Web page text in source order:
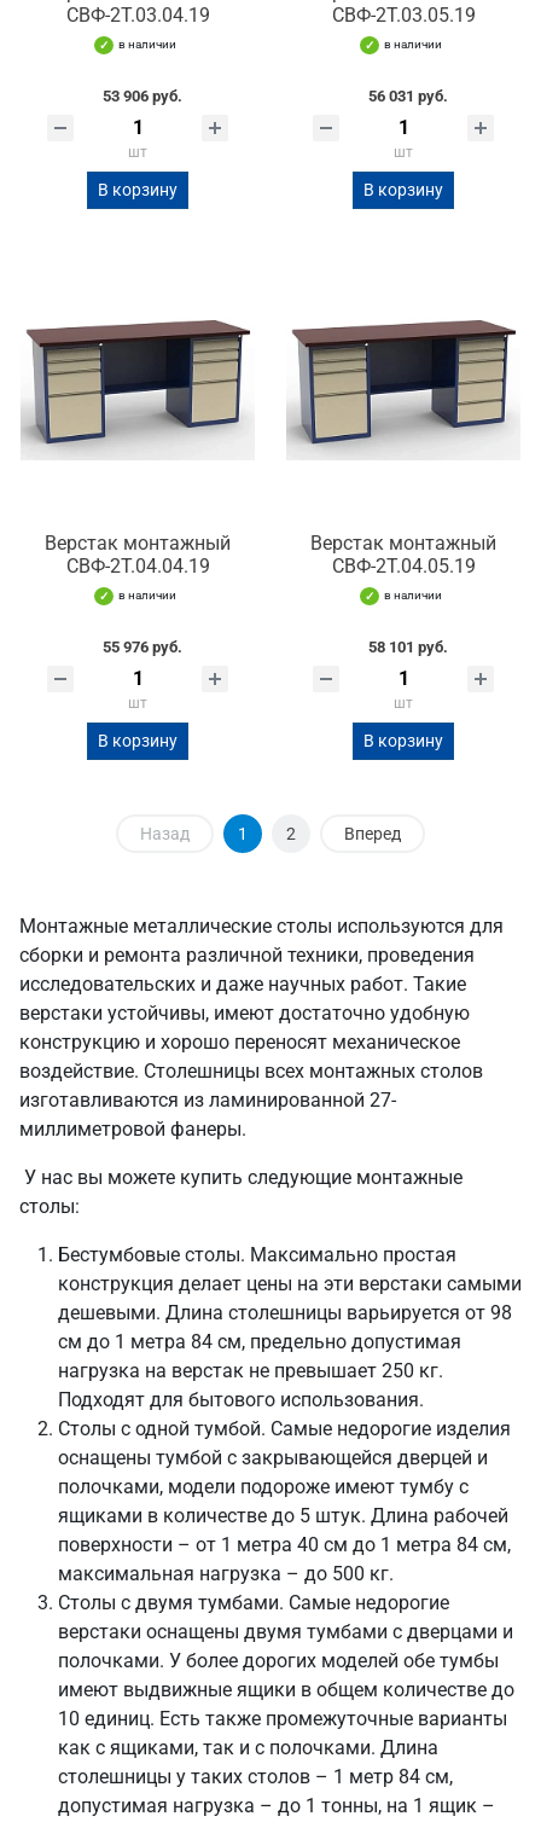
СВФ-2Т.03.04.19
в наличии
53 906 руб.
шт
В корзину
СВФ-2Т.03.05.19
в наличии
56 031 руб.
шт
В корзину
Верстак монтажный
СВФ-2Т.04.04.19
в наличии
55 976 руб.
шт
В корзину
Верстак монтажный
СВФ-2Т.04.05.19
в наличии
58 101 руб.
шт
В корзину
Назад 1 2 Вперед
Монтажные металлические столы используются для
сборки и ремонта различной техники, проведения
исследовательских и даже научных работ. Такие
верстаки устойчивы, имеют достаточно удобную
конструкцию и хорошо переносят механическое
воздействие. Столешницы всех монтажных столов
изготавливаются из ламинированной 27-
миллиметровой фанеры.
У нас вы можете купить следующие монтажные
столы:
Бестумбовые столы. Максимально простая
конструкция делает цены на эти верстаки самыми
дешевыми. Длина столешницы варьируется от 98
см до 1 метра 84 см, предельно допустимая
нагрузка на верстак не превышает 250 кг.
Подходят для бытового использования.
Столы с одной тумбой. Самые недорогие изделия
оснащены тумбой с закрывающейся дверцей и
полочками, модели подороже имеют тумбу с
ящиками в количестве до 5 штук. Длина рабочей
поверхности – от 1 метра 40 см до 1 метра 84 см,
максимальная нагрузка – до 500 кг.
Столы с двумя тумбами. Самые недорогие
верстаки оснащены двумя тумбами с дверцами и
полочками. У более дорогих моделей обе тумбы
имеют выдвижные ящики в общем количестве до
10 единиц. Есть также промежуточные варианты
как с ящиками, так и с полочками. Длина
столешницы у таких столов – 1 метр 84 см,
допустимая нагрузка – до 1 тонны, на 1 ящик –